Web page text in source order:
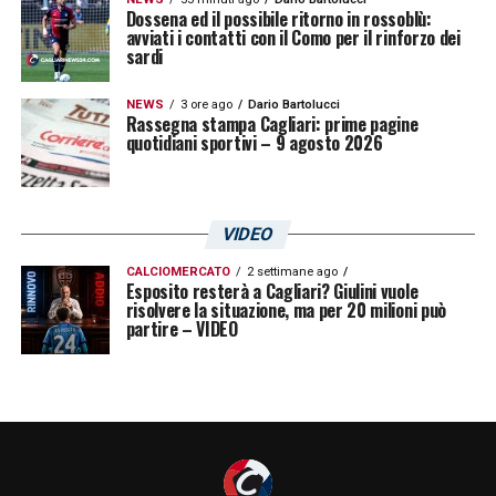
Dossena ed il possibile ritorno in rossoblù:
avviati i contatti con il Como per il rinforzo dei
sardi
NEWS 3 ore ago Dario Bartolucci
Rassegna stampa Cagliari: prime pagine
quotidiani sportivi – 9 agosto 2026
VIDEO
CALCIOMERCATO 2 settimane ago
Esposito resterà a Cagliari? Giulini vuole
risolvere la situazione, ma per 20 milioni può
partire – VIDEO